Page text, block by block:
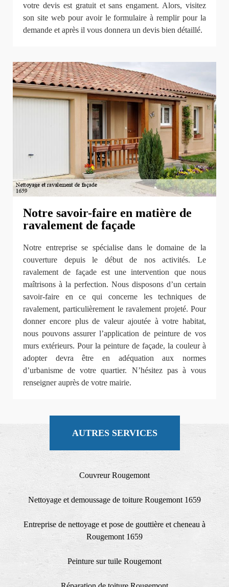
votre devis est gratuit et sans engament. Alors, visitez
son site web pour avoir le formulaire à remplir pour la
demande et après il vous donnera un devis bien détaillé.
Notre savoir-faire en matière de
ravalement de façade
Notre entreprise se spécialise dans le domaine de la
couverture depuis le début de nos activités. Le
ravalement de façade est une intervention que nous
maîtrisons à la perfection. Nous disposons d’un certain
savoir-faire en ce qui concerne les techniques de
ravalement, particulièrement le ravalement projeté. Pour
donner encore plus de valeur ajoutée à votre habitat,
nous pouvons assurer l’application de peinture de vos
murs extérieurs. Pour la peinture de façade, la couleur à
adopter devra être en adéquation aux normes
d’urbanisme de votre quartier. N’hésitez pas à vous
renseigner auprès de votre mairie.
AUTRES SERVICES
Couvreur Rougemont
Nettoyage et demoussage de toiture Rougemont 1659
Entreprise de nettoyage et pose de gouttière et cheneau à
Rougemont 1659
Peinture sur tuile Rougemont